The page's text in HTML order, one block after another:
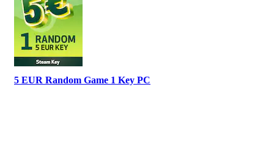
5 EUR Random Game 1 Key PC